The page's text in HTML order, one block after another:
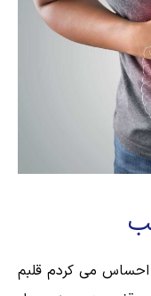
می کردم قلبم